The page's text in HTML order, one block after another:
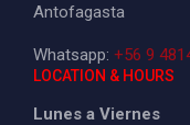
Antofagasta
Whatsapp: +56 9
LOCATION & HOURS
Lunes a Viernes